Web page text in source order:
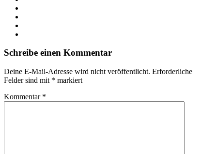
Schreibe einen Kommentar
Deine E-Mail-Adresse wird nicht veröffentlicht. Erforderliche
Felder sind mit * markiert
Kommentar *